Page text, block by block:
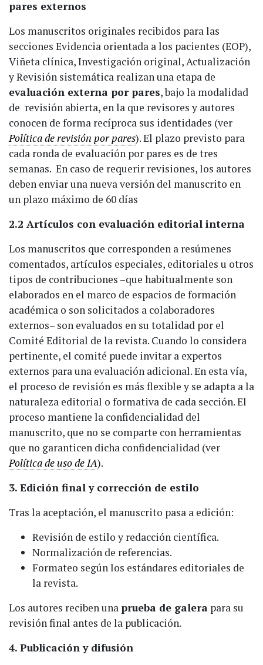
pares externos
Los manuscritos originales recibidos para las
secciones Evidencia orientada a los pacientes (EOP),
Viñeta clínica, Investigación original, Actualización
y Revisión sistemática realizan una etapa de
evaluación externa por pares, bajo la modalidad
de revisión abierta, en la que revisores y autores
conocen de forma recíproca sus identidades (ver
Política de revisión por pares). El plazo previsto para
cada ronda de evaluación por pares es de tres
semanas. En caso de requerir revisiones, los autores
deben enviar una nueva versión del manuscrito en
un plazo máximo de 60 días
2.2 Artículos con evaluación editorial interna
Los manuscritos que corresponden a resúmenes
comentados, artículos especiales, editoriales u otros
tipos de contribuciones –que habitualmente son
elaborados en el marco de espacios de formación
académica o son solicitados a colaboradores
externos– son evaluados en su totalidad por el
Comité Editorial de la revista. Cuando lo considera
pertinente, el comité puede invitar a expertos
externos para una evaluación adicional. En esta vía,
el proceso de revisión es más flexible y se adapta a la
naturaleza editorial o formativa de cada sección.El
proceso mantiene la confidencialidad del
manuscrito, que no se comparte con herramientas
que no garanticen dicha confidencialidad (ver
Política de uso de IA).
3. Edición final y corrección de estilo
Tras la aceptación, el manuscrito pasa a edición:
Revisión de estilo y redacción científica.
Normalización de referencias.
Formateo según los estándares editoriales de
la revista.
Los autores reciben una prueba de galera para su
revisión final antes de la publicación.
4. Publicación y difusión